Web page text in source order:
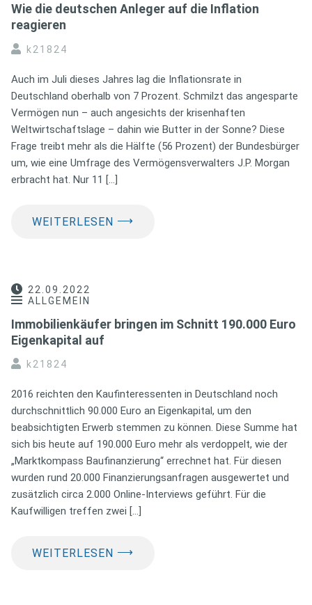
Wie die deutschen Anleger auf die Inflation
reagieren
k21824
Auch im Juli dieses Jahres lag die Inflationsrate in
Deutschland oberhalb von 7 Prozent. Schmilzt das angesparte
Vermögen nun – auch angesichts der krisenhaften
Weltwirtschaftslage – dahin wie Butter in der Sonne? Diese
Frage treibt mehr als die Hälfte (56 Prozent) der Bundesbürger
um, wie eine Umfrage des Vermögensverwalters J.P. Morgan
erbracht hat. Nur 11 […]
WEITERLESEN ⟶
22.09.2022
ALLGEMEIN
Immobilienkäufer bringen im Schnitt 190.000 Euro
Eigenkapital auf
k21824
2016 reichten den Kaufinteressenten in Deutschland noch
durchschnittlich 90.000 Euro an Eigenkapital, um den
beabsichtigten Erwerb stemmen zu können. Diese Summe hat
sich bis heute auf 190.000 Euro mehr als verdoppelt, wie der
„Marktkompass Baufinanzierung“ errechnet hat. Für diesen
wurden rund 20.000 Finanzierungsanfragen ausgewertet und
zusätzlich circa 2.000 Online-Interviews geführt. Für die
Kaufwilligen treffen zwei […]
WEITERLESEN ⟶